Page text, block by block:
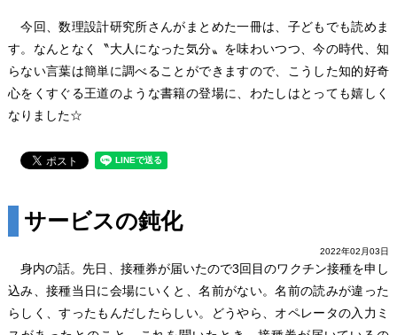
今回、数理設計研究所さんがまとめた一冊は、子どもでも読めま
す。なんとなく〝大人になった気分〟を味わいつつ、今の時代、知
らない言葉は簡単に調べることができますので、こうした知的好奇
心をくすぐる王道のような書籍の登場に、わたしはとっても嬉しく
なりました☆
サービスの鈍化
2022年02月03日
身内の話。先日、接種券が届いたので3回目のワクチン接種を申し
込み、接種当日に会場にいくと、名前がない。名前の読みが違った
らしく、すったもんだしたらしい。どうやら、オペレータの入力ミ